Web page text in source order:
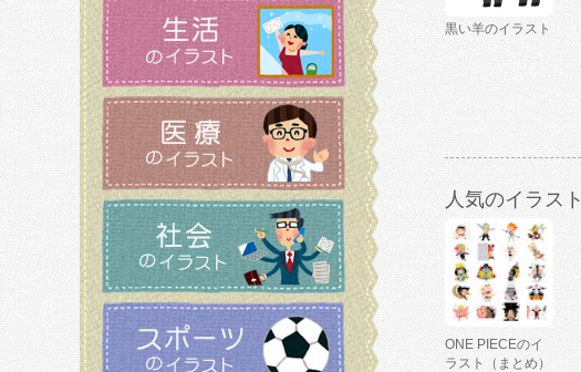
黒い羊のイラスト
人気のイラスト
ONE PIECEのイ
ラスト（まとめ）